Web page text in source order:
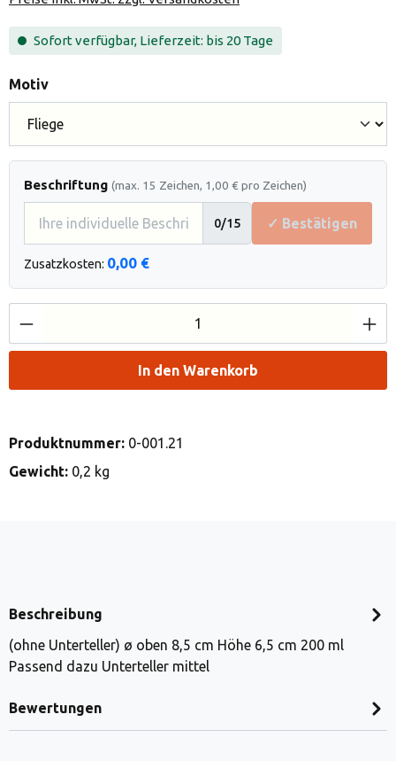
Sofort verfügbar, Lieferzeit: bis 20 Tage
Motivauswählen
Beschriftung (max. 15 Zeichen, 1,00 € pro Zeichen)
0/15 ✓ Bestätigen
Zusatzkosten: 0,00 €
Produkt Anzahl: Gib den gewünschten
In den Warenkorb
Produktnummer: 0-001.21
Gewicht: 0,2 kg
Beschreibung
(ohne Unterteller) ø oben 8,5 cm Höhe 6,5 cm 200 ml
Passend dazu Unterteller mittel
Bewertungen